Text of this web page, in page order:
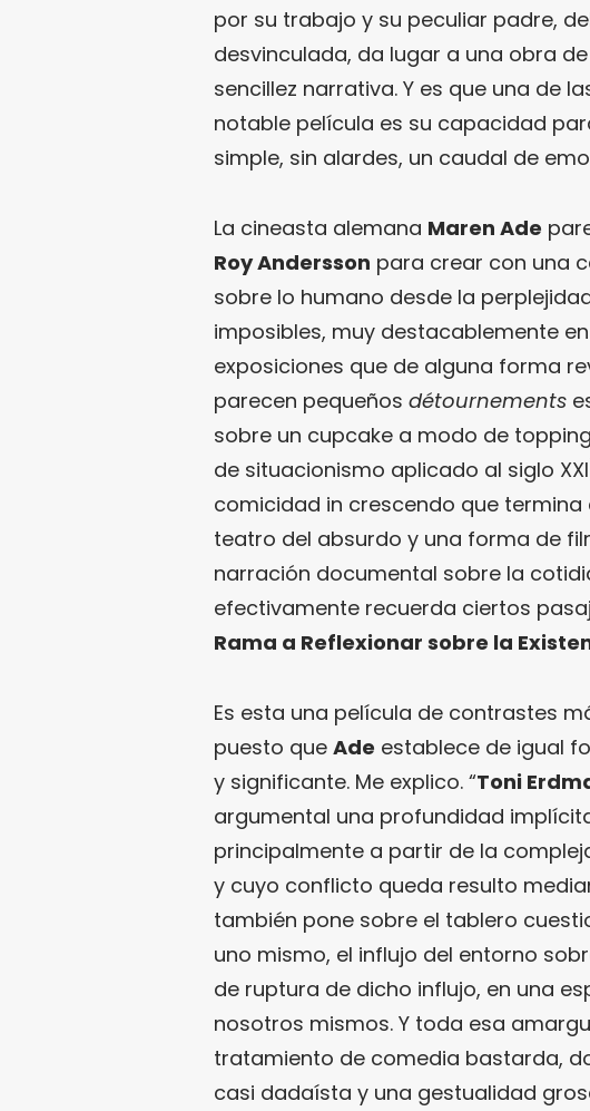
por su trabajo y su peculiar padre,
desvinculada, da lugar a una obra
sencillez narrativa. Y es que una de
notable película es su capacidad
simple, sin alardes, un caudal de
La cineasta alemana Maren Ade
Roy Andersson para crear con una
sobre lo humano desde la
imposibles, muy destacablemente
exposiciones que de alguna forma
parecen pequeños détournements
sobre un cupcake a modo de
de situacionismo aplicado al siglo
comicidad in crescendo que termina
teatro del absurdo y una forma de
narración documental sobre la
efectivamente recuerda ciertos
Rama a Reflexionar sobre la
Es esta una película de contrastes
puesto que Ade establece de igual
y significante. Me explico. “Toni
argumental una profundidad
principalmente a partir de la
y cuyo conflicto queda resulto
también pone sobre el tablero
uno mismo, el influjo del entorno
de ruptura de dicho influjo, en una
nosotros mismos. Y toda esa
tratamiento de comedia bastarda,
casi dadaísta y una gestualidad